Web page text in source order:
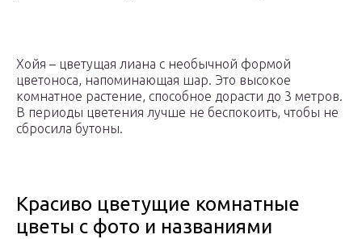
Хойя – цветущая лиана с необычной формой
цветоноса, напоминающая шар. Это высокое
комнатное растение, способное дорасти до 3 метров.
В периоды цветения лучше не беспокоить, чтобы не
сбросила бутоны.
Красиво цветущие комнатные
цветы с фото и названиями